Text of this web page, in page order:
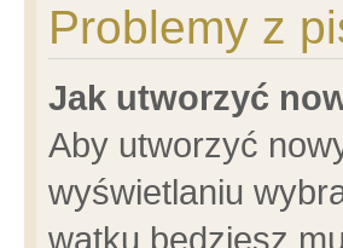
Problemy z
Jak utworzyć
Aby utworzyć
wyświetlaniu
wątku będziesz